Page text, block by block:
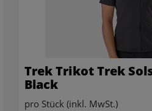
Trek Trikot Trek
Black
pro Stück (inkl. MwSt.)